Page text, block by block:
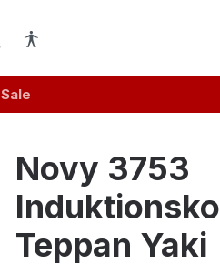
Sale
Novy 3753
Teppan Yaki